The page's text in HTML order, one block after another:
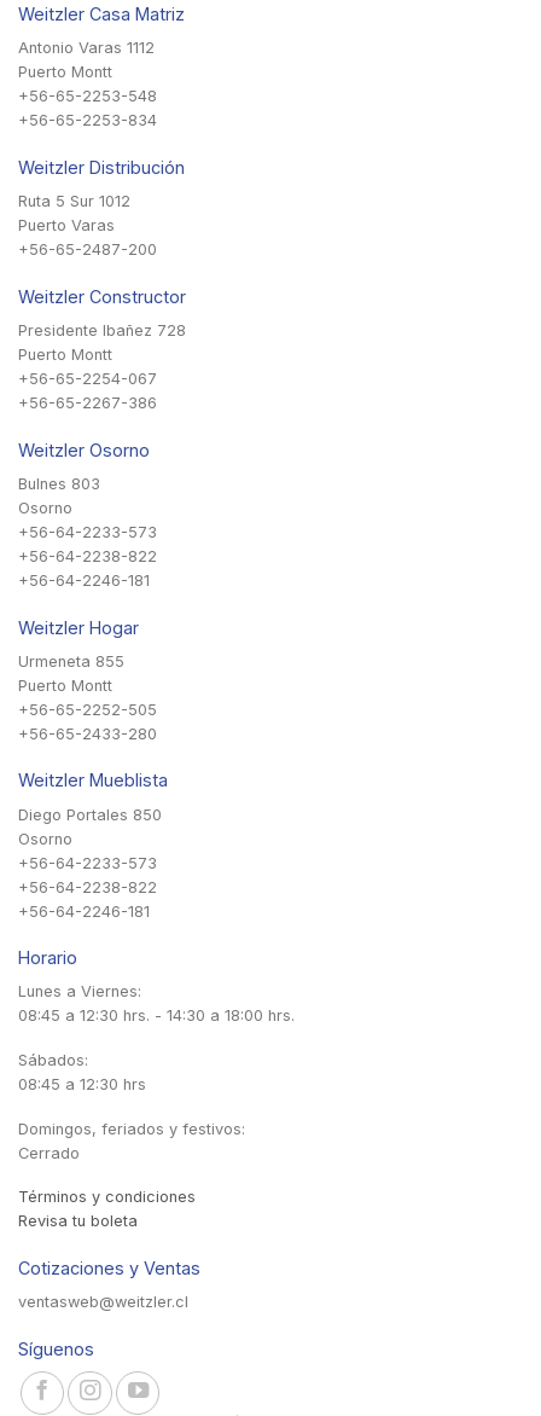
Weitzler Casa Matriz
Antonio Varas 1112
Puerto Montt
+56-65-2253-548
+56-65-2253-834
Weitzler Distribución
Ruta 5 Sur 1012
Puerto Varas
+56-65-2487-200
Weitzler Constructor
Presidente Ibañez 728
Puerto Montt
+56-65-2254-067
+56-65-2267-386
Weitzler Osorno
Bulnes 803
Osorno
+56-64-2233-573
+56-64-2238-822
+56-64-2246-181
Weitzler Hogar
Urmeneta 855
Puerto Montt
+56-65-2252-505
+56-65-2433-280
Weitzler Mueblista
Diego Portales 850
Osorno
+56-64-2233-573
+56-64-2238-822
+56-64-2246-181
Horario
Lunes a Viernes:
08:45 a 12:30 hrs. - 14:30 a 18:00 hrs.
Sábados:
08:45 a 12:30 hrs
Domingos, feriados y festivos:
Cerrado
Términos y condiciones
Revisa tu boleta
Cotizaciones y Ventas
ventasweb@weitzler.cl
Síguenos